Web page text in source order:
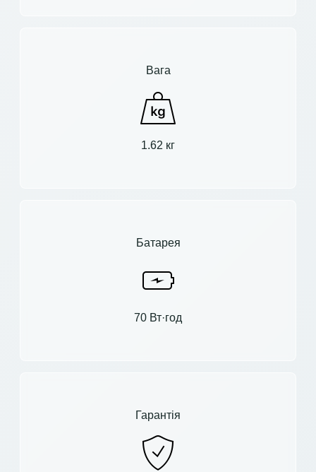
Вага
1.62 кг
Батарея
70 Вт·год
Гарантія